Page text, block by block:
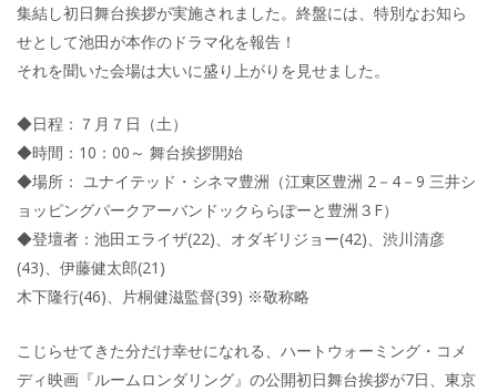
集結し初日舞台挨拶が実施されました。終盤には、特別なお知ら
せとして池田が本作のドラマ化を報告！
それを聞いた会場は大いに盛り上がりを見せました。
◆日程：７月７日（土）
◆時間：10：00～ 舞台挨拶開始
◆場所： ユナイテッド・シネマ豊洲（江東区豊洲 2－4－9 三井シ
ョッピングパークアーバンドックららぽーと豊洲３F）
◆登壇者：池田エライザ(22)、オダギリジョー(42)、渋川清彦
(43)、伊藤健太郎(21)
木下隆行(46)、片桐健滋監督(39) ※敬称略
こじらせてきた分だけ幸せになれる、ハートウォーミング・コメ
ディ映画『ルームロンダリング』の公開初日舞台挨拶が7日、東京